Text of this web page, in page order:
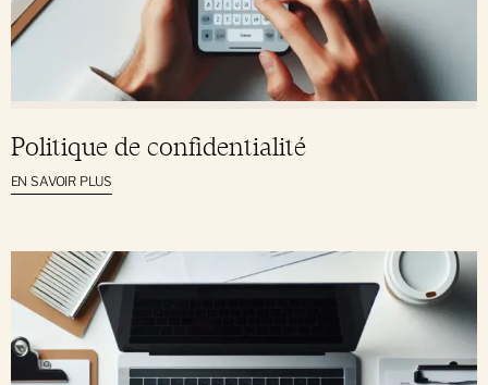
Politique de confidentialité
EN SAVOIR PLUS